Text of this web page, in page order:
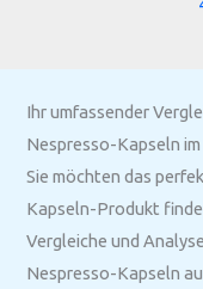
Ihr umfassender
Nespresso-Kapseln
Sie möchten das
Kapseln-Produkt
Vergleiche und
Nespresso-Kapseln